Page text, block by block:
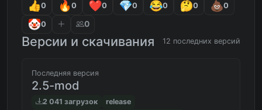
0 0 0 0 0 0 0
0 0
Версии и скачивания 12 последних версий
Последняя версия
2.5-mod
2 041 загрузок
release